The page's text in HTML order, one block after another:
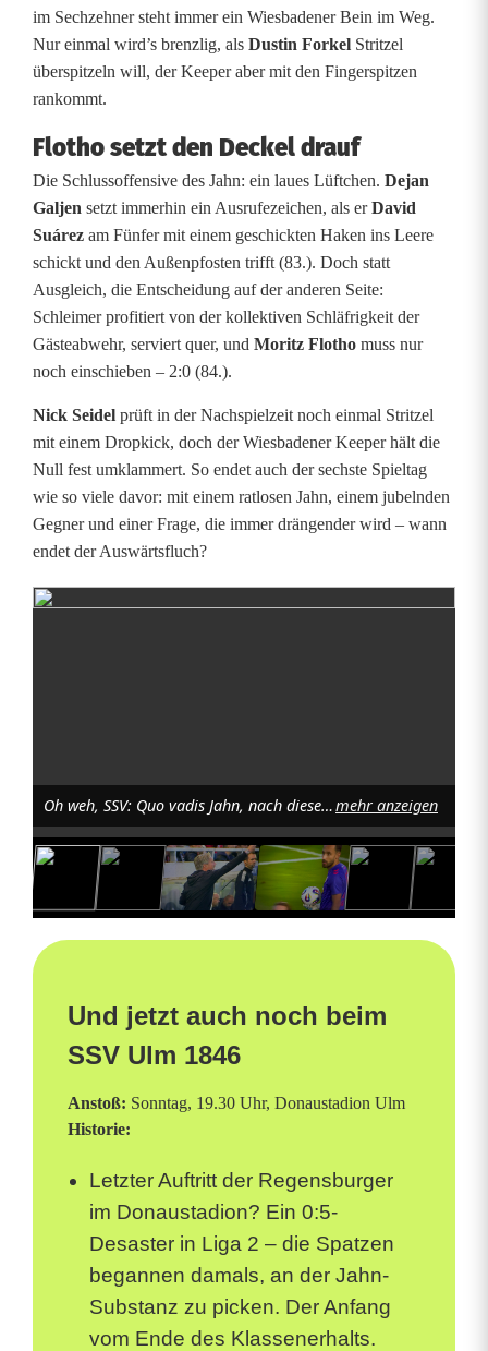
im Sechzehner steht immer ein Wiesbadener Bein im Weg.
Nur einmal wird’s brenzlig, als Dustin Forkel Stritzel
überspitzeln will, der Keeper aber mit den Fingerspitzen
rankommt.
Flotho setzt den Deckel drauf
Die Schlussoffensive des Jahn: ein laues Lüftchen. Dejan
Galjen setzt immerhin ein Ausrufezeichen, als erDavid
Suárez am Fünfer mit einem geschickten Haken ins Leere
schickt und den Außenpfosten trifft (83.). Doch statt
Ausgleich, die Entscheidung auf der anderen Seite:
Schleimer profitiert von der kollektiven Schläfrigkeit der
Gästeabwehr, serviert quer, und Moritz Flotho muss nur
noch einschieben – 2:0 (84.).
Nick Seidel prüft in der Nachspielzeit noch einmal Stritzel
mit einem Dropkick, doch der Wiesbadener Keeper hält die
Null fest umklammert. So endet auch der sechste Spieltag
wie so viele davor: mit einem ratlosen Jahn, einem jubelnden
Gegner und einer Frage, die immer drängender wird – wann
endet der Auswärtsfluch?
Oh weh, SSV: Quo vadis Jahn, nach dieser unterirdischen Leistung beim SV Wehen Wiesbaden? Foto: jrhmehr anzeigen
Und jetzt auch noch beim
SSV Ulm 1846
Anstoß: Sonntag, 19.30 Uhr, Donaustadion Ulm
Historie:
Letzter Auftritt der Regensburger
im Donaustadion? Ein 0:5-
Desaster in Liga 2 – die Spatzen
begannen damals, an der Jahn-
Substanz zu picken. Der Anfang
vom Ende des Klassenerhalts.